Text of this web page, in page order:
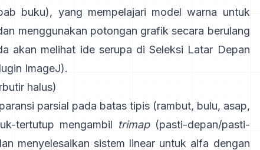
buku), yang mempelajari model warna untuk
menggunakan potongan grafik secara berulang
akan melihat ide serupa diSeleksi Latar Depan
ImageJ).
halus)
parsial pada batas tipis (rambut, bulu, asap,
tertutup mengambil trimap(pasti-depan/pasti-
menyelesaikan sistem linear untuk alfa dengan